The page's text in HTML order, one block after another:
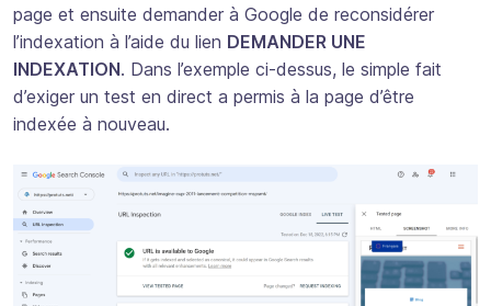
page et ensuite demander à Google de reconsidérer
l’indexation à l’aide du lien DEMANDER UNE
INDEXATION. Dans l’exemple ci-dessus, le simple fait
d’exiger un test en direct a permis à la page d’être
indexée à nouveau.